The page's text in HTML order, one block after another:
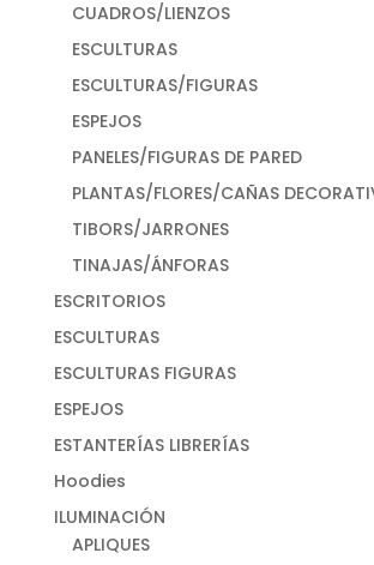
CUADROS/LIENZOS
ESCULTURAS
ESCULTURAS/FIGURAS
ESPEJOS
PANELES/FIGURAS DE PARED
PLANTAS/FLORES/CAÑAS
TIBORS/JARRONES
TINAJAS/ÁNFORAS
ESCRITORIOS
ESCULTURAS
ESCULTURAS FIGURAS
ESPEJOS
ESTANTERÍAS LIBRERÍAS
Hoodies
ILUMINACIÓN
APLIQUES